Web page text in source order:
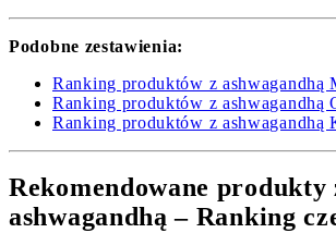
Podobne zestawienia:
Ranking produktów z ashwagandhą
Ranking produktów z ashwagandhą
Ranking produktów z ashwagandhą
Rekomendowane produkty
ashwagandhą – Ranking